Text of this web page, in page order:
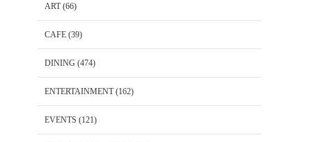
ART(66)
CAFE (39)
DINING (474)
ENTERTAINMENT(162)
EVENTS (121)